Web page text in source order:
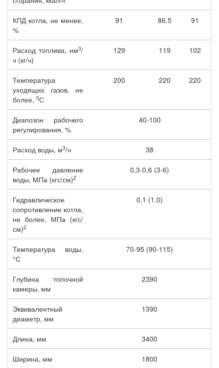
КПД котла, не менее,
%
91 86.5 91
Расход топлива, нм3/
ч (кг/ч)
129 119 102
Температура
уходящих газов, не
более, 0С
200 220 220
Диапозон рабочего
регулирования, %
40-100
Расход воды, м3/ч 38
Рабочее давление
воды, МПа (кгс/см)2
0,3-0,6 (3-6)
Гидравлическое
сопротивление котла,
не более, МПа (кгс/
см)2
0,1 (1.0)
Температура воды,
°С
70-95 (90-115)
Глубина топочной
камеры, мм
2390
Эквивалентный
диаметр, мм
1390
Длина, мм 3400
Ширина, мм 1800